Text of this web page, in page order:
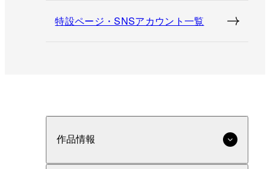
特設ページ・SNSアカウント一覧
作品情報